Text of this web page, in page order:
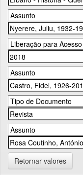
Retornar valores